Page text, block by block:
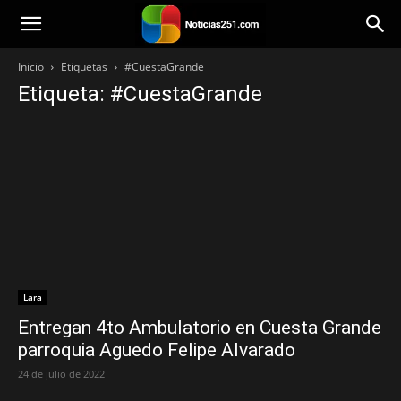
Noticias251
Inicio Etiquetas #CuestaGrande
Etiqueta: #CuestaGrande
Lara
Entregan 4to Ambulatorio en Cuesta Grande
parroquia Aguedo Felipe Alvarado
24 de julio de 2022